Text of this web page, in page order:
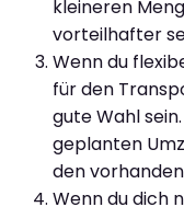
kleineren
vorteilhafter
Wenn du
für den
gute Wahl
geplanten
den
Wenn du dich